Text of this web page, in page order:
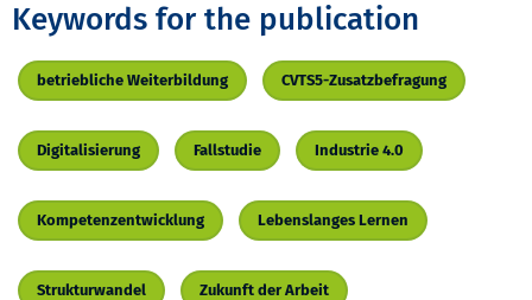
Keywords for the publication
betriebliche Weiterbildung CVTS5-Zusatzbefragung
Digitalisierung Fallstudie Industrie 4.0
Kompetenzentwicklung Lebenslanges Lernen
Strukturwandel Zukunft der Arbeit